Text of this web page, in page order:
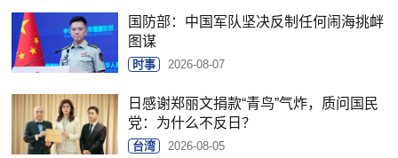
国防部：中国军队坚决反制任何闹海挑衅
图谋
时事 2026-08-07
日感谢郑丽文捐款“青鸟”气炸，质问国民
党：为什么不反日？
台湾 2026-08-05